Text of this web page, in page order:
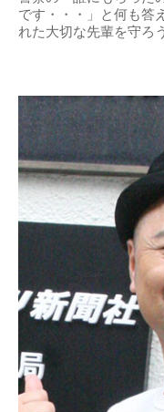
です・・・」と何も答
れた大切な先輩を守ろ